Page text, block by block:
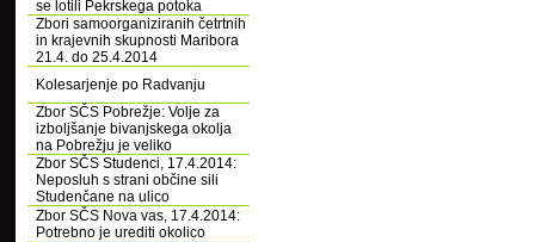
se lotili Pekrskega potoka
Zbori samoorganiziranih četrtnih
in krajevnih skupnosti Maribora
21.4. do 25.4.2014
Kolesarjenje po Radvanju
Zbor SČS Pobrežje: Volje za
izboljšanje bivanjskega okolja
na Pobrežju je veliko
Zbor SČS Studenci, 17.4.2014:
Neposluh s strani občine sili
Studenčane na ulico
Zbor SČS Nova vas, 17.4.2014:
Potrebno je urediti okolico